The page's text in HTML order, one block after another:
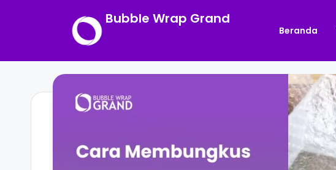
Bubble Wrap Grand
Beranda